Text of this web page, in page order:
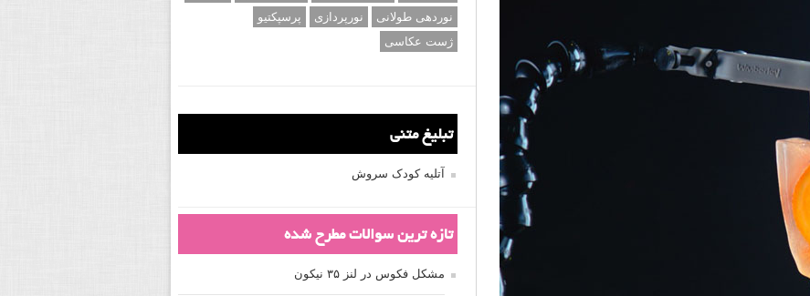
نوردهی طولانی
نورپردازی
پرسپکتیو
ژست عکاسی
تبلیغ متنی
آتلیه کودک سروش
تازه ترین سوالات مطرح شده
مشکل فکوس در لنز ۳۵ نیکون